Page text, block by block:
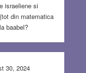
israeliene si
din matematica
baabel?
30, 2024